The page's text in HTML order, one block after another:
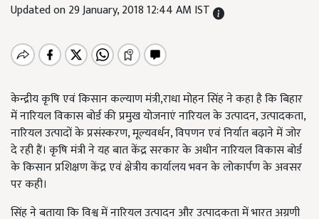
Updated on 29 January, 2018 12:44 AM IST
केन्द्रीय कृषि एवं किसान कल्याण मंत्री,राधा मोहन सिंह ने कहा है कि बिहार
में नारियल विकास बोर्ड की प्रमुख योजनाएं नारियल के उत्पादन, उत्पादकता,
नारियल उत्पादों के प्रसंस्करण, मूल्यवर्धन, विपणन एवं निर्यात बढ़ाने में जोर
दे रही हैं। कृषि मंत्री ने यह बात केंद्र सरकार के अधीन नारियल विकास बोर्ड
के किसान प्रशिक्षण केंद्र एवं क्षेत्रीय कार्यालय भवन के लोकार्पण के अवसर
पर कही।
सिंह ने बताया कि विश्व में नारियल उत्पादन और उत्पादकता में भारत अग्रणी